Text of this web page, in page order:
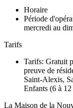
Horaire
Période
mercredi au
Tarifs
Tarifs: Gratuit
preuve de
Saint-Alexis,
Enfants (6 à
La Maison de la